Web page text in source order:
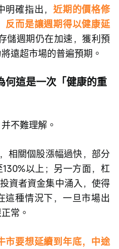
明確指出，近期的價格修
反而是讓週期得以健康延
儲週期仍在加速，獲利預
遠超市場的普遍預期。
何這是一次「健康的重
不難理解。
相關個股漲幅過快，部分
以上；另一方面，杠
資者資金集中涌入，使得
這種情況下，一旦市場出
常。
市要想延續到年底，中途